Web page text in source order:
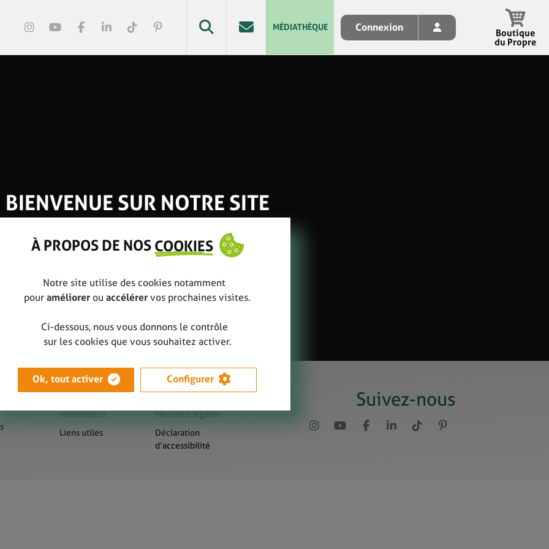
MÉDIATHÈQUE Connexion
Boutique
du Propre
Presse
Newsletters
Liens utiles
Sitemap
Mentions légales
Déclaration
d’accessibilité
Suivez-nous
BIENVENUE SUR NOTRE SITE
À PROPOS DE NOS COOKIES
Notre site utilise des cookies notamment
pour améliorer ou accélérer vos prochaines visites.
Ci-dessous, nous vous donnons le contrôle
sur les cookies que vous souhaitez activer.
Ok, tout activer Configurer